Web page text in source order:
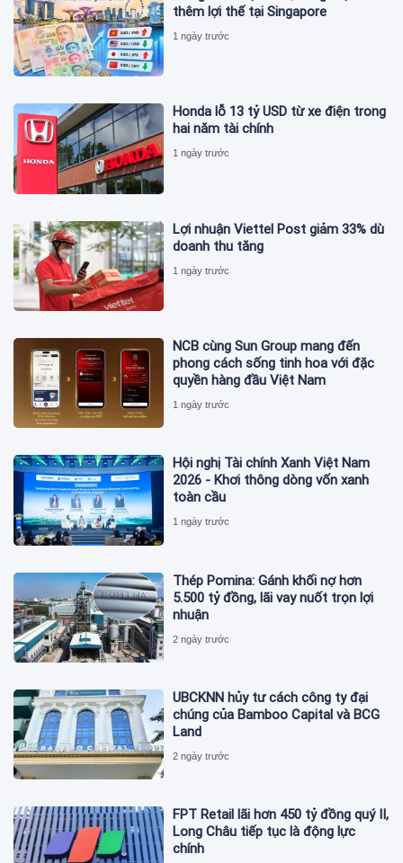
thêm lợi thế tại Singapore
1 ngày trước
Honda lỗ 13 tỷ USD từ xe điện trong
hai năm tài chính
1 ngày trước
Lợi nhuận Viettel Post giảm 33% dù
doanh thu tăng
1 ngày trước
NCB cùng Sun Group mang đến
phong cách sống tinh hoa với đặc
quyền hàng đầu Việt Nam
1 ngày trước
Hội nghị Tài chính Xanh Việt Nam
2026 - Khơi thông dòng vốn xanh
toàn cầu
1 ngày trước
Thép Pomina: Gánh khối nợ hơn
5.500 tỷ đồng, lãi vay nuốt trọn lợi
nhuận
2 ngày trước
UBCKNN hủy tư cách công ty đại
chúng của Bamboo Capital và BCG
Land
2 ngày trước
FPT Retail lãi hơn 450 tỷ đồng quý II,
Long Châu tiếp tục là động lực
chính